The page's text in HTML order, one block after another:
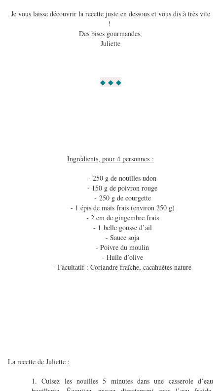
Je vous laisse découvrir la recette juste en dessous et vous dis à très vite
!
Des bises gourmandes,
Juliette
◆ ◆ ◆
Ingrédients, pour 4 personnes :
- 250 g de nouilles udon
- 150 g de poivron rouge
- 250 g de courgette
- 1 épis de maïs frais (environ 250 g)
- 2 cm de gingembre frais
- 1 belle gousse d’ail
- Sauce soja
- Poivre du moulin
- Huile d’olive
- Facultatif : Coriandre fraîche, cacahuètes nature
La recette de Juliette :
1. Cuisez les nouilles 5 minutes dans une casserole d’eau